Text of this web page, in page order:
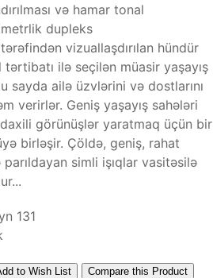
və hamar tonal
dupleks
vizuallaşdırılan hündür
ilə seçilən müasir yaşayış
sayda ailə üzvlərini və dostlarını
verirlər. Geniş yaşayış sahələri
görünüşlər yaratmaq üçün bir
birləşir. Çöldə, geniş, rahat
simli işıqlar vasitəsilə
131
to Wish List Compare this Product